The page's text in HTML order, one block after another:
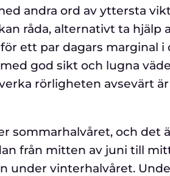
andra ord av yttersta
råda, alternativt ta hjälp
ett par dagars marginal i
god sikt och lugna
rörligheten avsevärt
sommarhalvåret, och det
från mitten av juni till
under vinterhalvåret.